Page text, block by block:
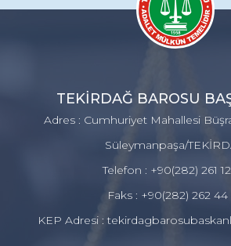
TEKİRDAĞ BAROSU
Adres : Cumhuriyet Mahallesi
Süleymanpaşa/
Telefon : +90(282) 261
Faks : +90(282) 262 44
KEP Adresi :